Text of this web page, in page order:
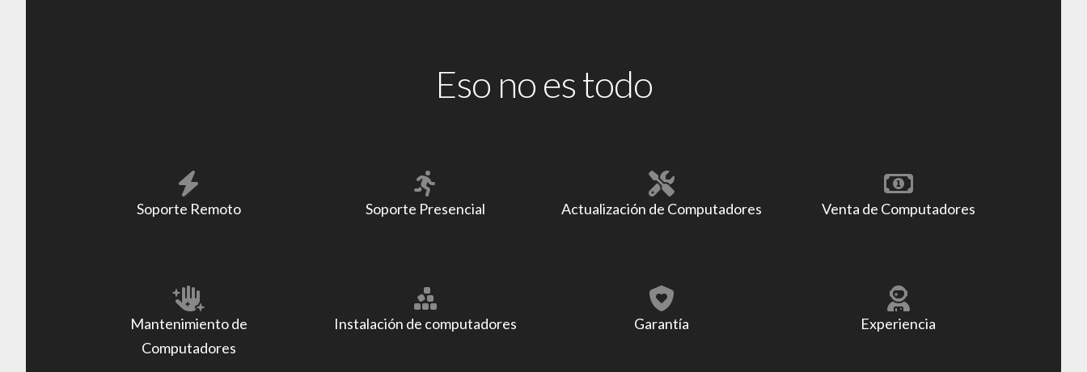
Eso no es todo
Soporte Remoto Soporte Presencial Actualización de Computadores Venta de Computadores
Mantenimiento de
Computadores
Instalación de computadores Garantía Experiencia